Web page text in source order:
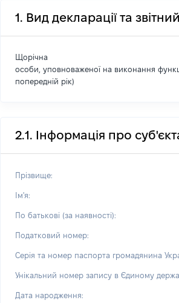
1. Вид декларації та
Щорічна
особи, уповноваженої на виконання
попередній рік)
2.1. Інформація про
Прізвище:
Ім'я:
По батькові (за наявності):
Податковий номер:
Серія та номер паспорта громадянина
Унікальний номер запису в Єдиному
Дата народження: